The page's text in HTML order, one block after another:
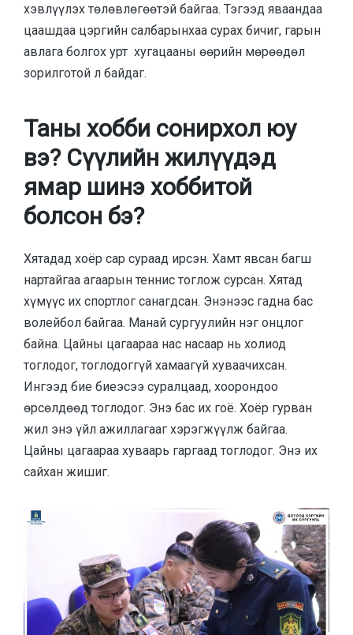
хэвлүүлэх төлөвлөгөөтэй байгаа. Тэгээд яваандаа
цаашдаа цэргийн салбарынхаа сурах бичиг, гарын
авлага болгох урт хугацааны өөрийн мөрөөдөл
зорилготой л байдаг.
Таны хобби сонирхол юу
вэ? Сүүлийн жилүүдэд
ямар шинэ хоббитой
болсон бэ?
Хятадад хоёр сар сураад ирсэн. Хамт явсан багш
нартайгаа агаарын теннис тоглож сурсан. Хятад
хүмүүс их спортлог санагдсан. Энэнээс гадна бас
волейбол байгаа. Манай сургуулийн нэг онцлог
байна. Цайны цагаараа нас насаар нь холиод
тоглодог, тоглодоггүй хамаагүй хуваачихсан.
Ингээд бие биеэсээ суралцаад, хоорондоо
өрсөлдөөд тоглодог. Энэ бас их гоё. Хоёр гурван
жил энэ үйл ажиллагааг хэрэгжүүлж байгаа.
Цайны цагаараа хуваарь гаргаад тоглодог. Энэ их
сайхан жишиг.